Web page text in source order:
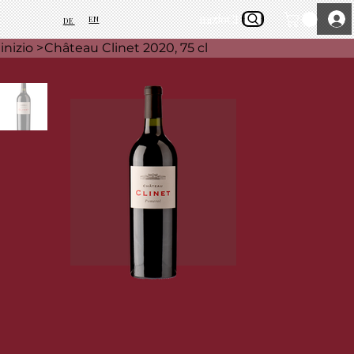
DE EN inizioChi siamo
inizio >Château Clinet 2020, 75 cl